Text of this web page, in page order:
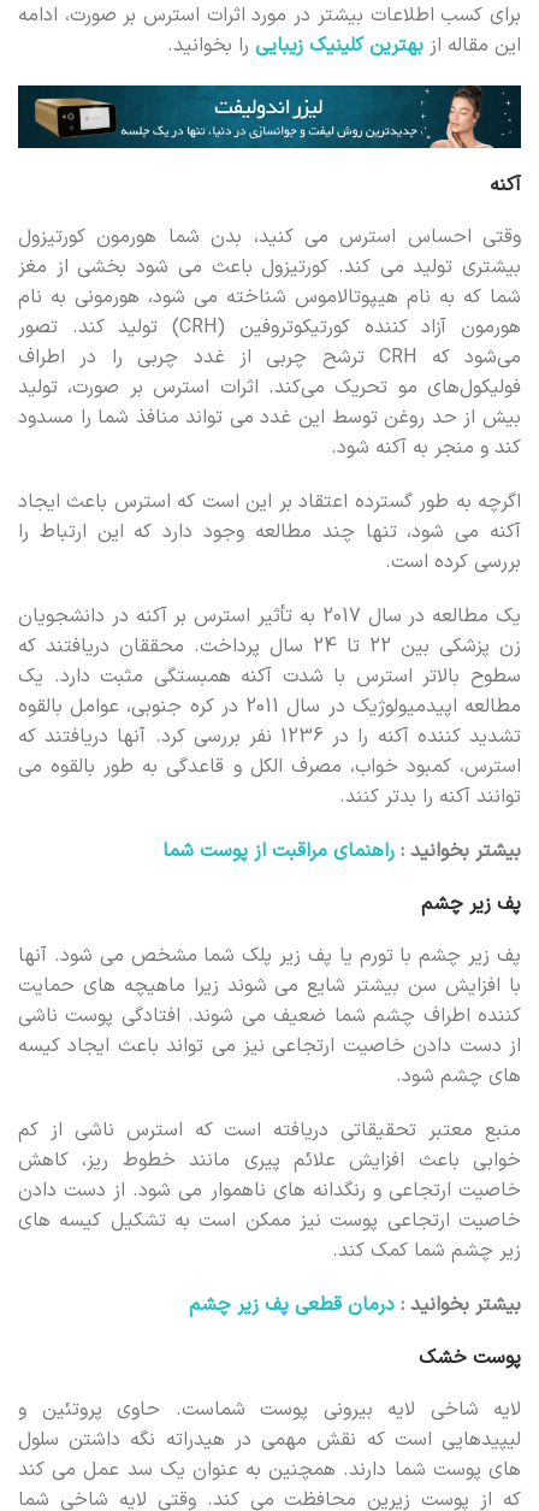
برای کسب اطلاعات بیشتر در مورد اثرات استرس بر صورت، ادامه
این مقاله از بهترین کلینیک زیبایی را بخوانید.
آکنه
وقتی احساس استرس می کنید، بدن شما هورمون کورتیزول
بیشتری تولید می کند. کورتیزول باعث می شود بخشی از مغز
شما که به نام هیپوتالاموس شناخته می شود، هورمونی به نام
هورمون آزاد کننده کورتیکوتروفین (CRH) تولید کند. تصور
می‌شود که CRH ترشح چربی از غدد چربی را در اطراف
فولیکول‌های مو تحریک می‌کند. اثرات استرس بر صورت، تولید
بیش از حد روغن توسط این غدد می تواند منافذ شما را مسدود
کند و منجر به آکنه شود.
اگرچه به طور گسترده اعتقاد بر این است که استرس باعث ایجاد
آکنه می شود، تنها چند مطالعه وجود دارد که این ارتباط را
بررسی کرده است.
یک مطالعه در سال 2017 به تأثیر استرس بر آکنه در دانشجویان
زن پزشکی بین 22 تا 24 سال پرداخت. محققان دریافتند که
سطوح بالاتر استرس با شدت آکنه همبستگی مثبت دارد. یک
مطالعه اپیدمیولوژیک در سال 2011 در کره جنوبی، عوامل بالقوه
تشدید کننده آکنه را در 1236 نفر بررسی کرد. آنها دریافتند که
استرس، کمبود خواب، مصرف الکل و قاعدگی به طور بالقوه می
توانند آکنه را بدتر کنند.
بیشتر بخوانید : راهنمای مراقبت از پوست شما
پف زیر چشم
پف زیر چشم با تورم یا پف زیر پلک شما مشخص می شود. آنها
با افزایش سن بیشتر شایع می شوند زیرا ماهیچه های حمایت
کننده اطراف چشم شما ضعیف می شوند. افتادگی پوست ناشی
از دست دادن خاصیت ارتجاعی نیز می تواند باعث ایجاد کیسه
های چشم شود.
منبع معتبر تحقیقاتی دریافته است که استرس ناشی از کم
خوابی باعث افزایش علائم پیری مانند خطوط ریز، کاهش
خاصیت ارتجاعی و رنگدانه های ناهموار می شود. از دست دادن
خاصیت ارتجاعی پوست نیز ممکن است به تشکیل کیسه های
زیر چشم شما کمک کند.
بیشتر بخوانید : درمان قطعی پف زیر چشم
پوست خشک
لایه شاخی لایه بیرونی پوست شماست. حاوی پروتئین و
لیپیدهایی است که نقش مهمی در هیدراته نگه داشتن سلول
های پوست شما دارند. همچنین به عنوان یک سد عمل می کند
که از پوست زیرین محافظت می کند. وقتی لایه شاخی شما